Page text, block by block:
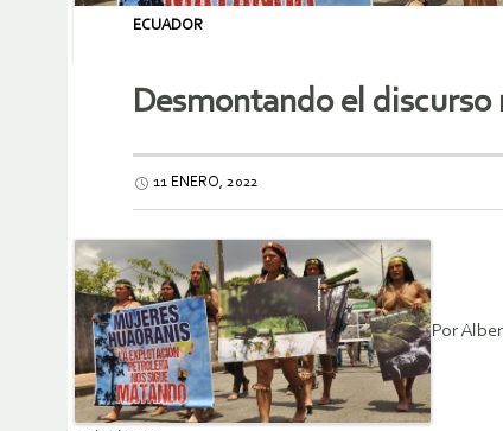
ECUADOR
Desmontando el
11 ENERO, 2022
Por